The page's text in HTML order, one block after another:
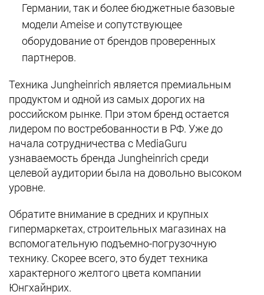
Германии, так и более бюджетные базовые
модели Ameise и сопутствующее
оборудование от брендов проверенных
партнеров.
Техника Jungheinrich является премиальным
продуктом и одной из самых дорогих на
российском рынке. При этом бренд остается
лидером по востребованности в РФ. Уже до
начала сотрудничества с MediaGuru
узнаваемость бренда Jungheinrich среди
целевой аудитории была на довольно высоком
уровне.
Обратите внимание в средних и крупных
гипермаркетах, строительных магазинах на
вспомогательную подъемно-погрузочную
технику. Скорее всего, это будет техника
характерного желтого цвета компании
Юнгхайнрих.